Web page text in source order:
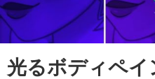
光るボディペイ